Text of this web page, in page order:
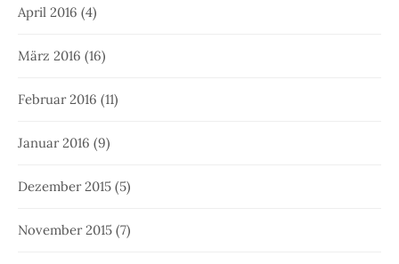
April 2016 (4)
März 2016 (16)
Februar 2016 (11)
Januar 2016 (9)
Dezember 2015 (5)
November 2015 (7)